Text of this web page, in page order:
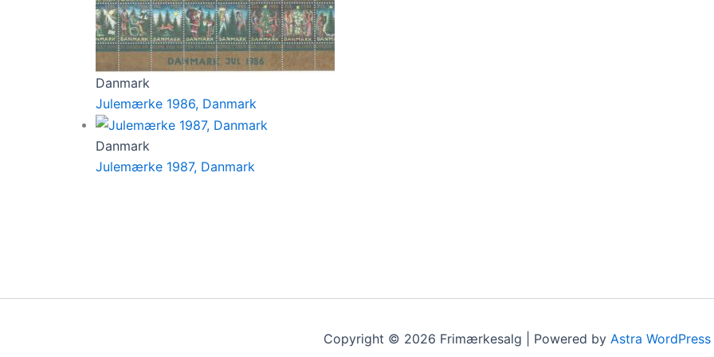
Danmark
Julemærke 1986, Danmark
Danmark
Julemærke 1987, Danmark
Copyright © 2026 Frimærkesalg | Powered by Astra WordPress